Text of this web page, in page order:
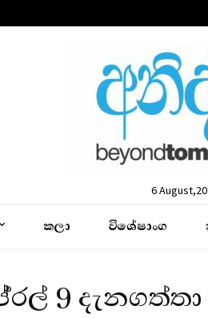
6
කලා විශේෂාංග
9